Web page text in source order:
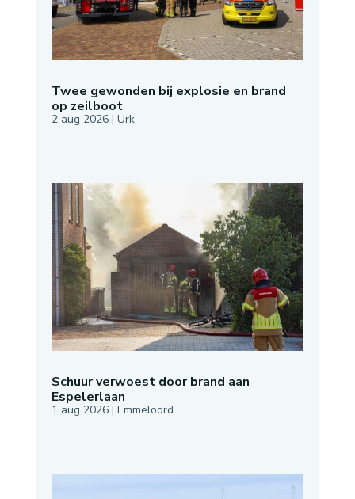
Twee gewonden bij explosie en brand
op zeilboot
2 aug 2026| Urk
Schuur verwoest door brand aan
Espelerlaan
1 aug 2026| Emmeloord